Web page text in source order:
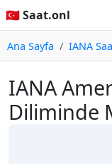
🇹🇷 Saat.onl
Ana Sayfa IANA
IANA
Diliminde